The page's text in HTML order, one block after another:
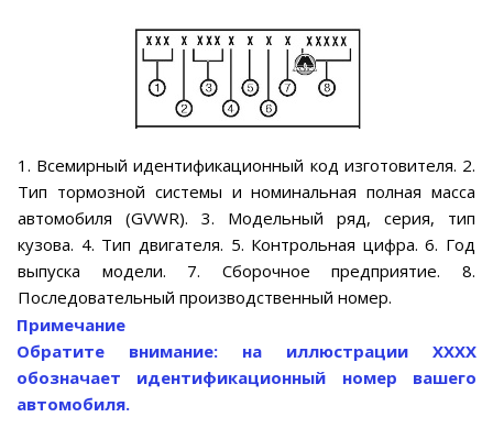
1. Всемирный идентификационный код изготовителя. 2.
Тип тормозной системы и номинальная полная масса
автомобиля (GVWR). 3. Модельный ряд, серия, тип
кузова. 4. Тип двигателя. 5. Контрольная цифра. 6. Год
выпуска модели. 7. Сборочное предприятие. 8.
Последовательный производственный номер.
Примечание
Обратите внимание: на иллюстрации ХХХХ
обозначает идентификационный номер вашего
автомобиля.